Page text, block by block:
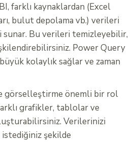
farklı kaynaklardan (Excel
bulut depolama vb.) verileri
sunar. Bu verileri temizleyebilir,
Power Query
kolaylık sağlar ve zaman
görselleştirme önemli bir rol
grafikler, tablolar ve
Verilerinizi
şekilde